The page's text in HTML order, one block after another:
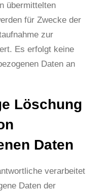
übermittelten
für Zwecke der
zur
Es erfolgt keine
Daten an
Löschung
Daten
verarbeitet
Daten der